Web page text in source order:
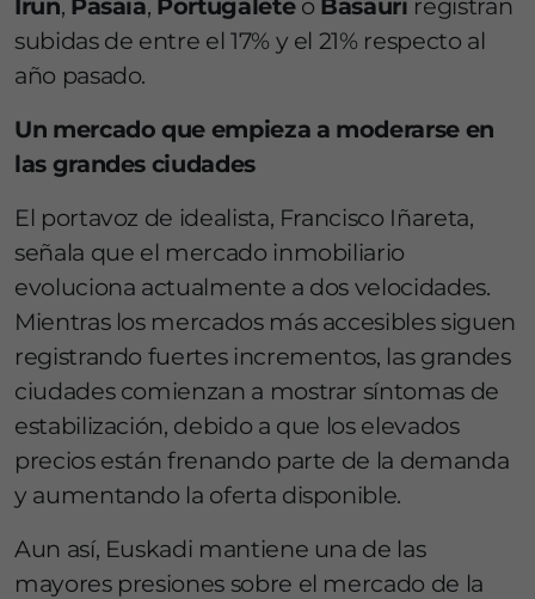
subidas de entre el 17% y el 21% respecto al
año pasado.
Un mercado que empieza a moderarse en
las grandes ciudades
El portavoz de idealista, Francisco Iñareta,
señala que el mercado inmobiliario
evoluciona actualmente a dos velocidades.
Mientras los mercados más accesibles siguen
registrando fuertes incrementos, las grandes
ciudades comienzan a mostrar síntomas de
estabilización, debido a que los elevados
precios están frenando parte de la demanda
y aumentando la oferta disponible.
Aun así, Euskadi mantiene una de las
mayores presiones sobre el mercado de la